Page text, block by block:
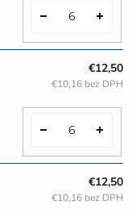
€12,50
€10,16 bez DPH
€12,50
€10,16 bez DPH